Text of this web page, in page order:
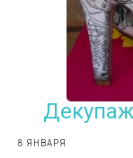
8 ЯНВАРЯ